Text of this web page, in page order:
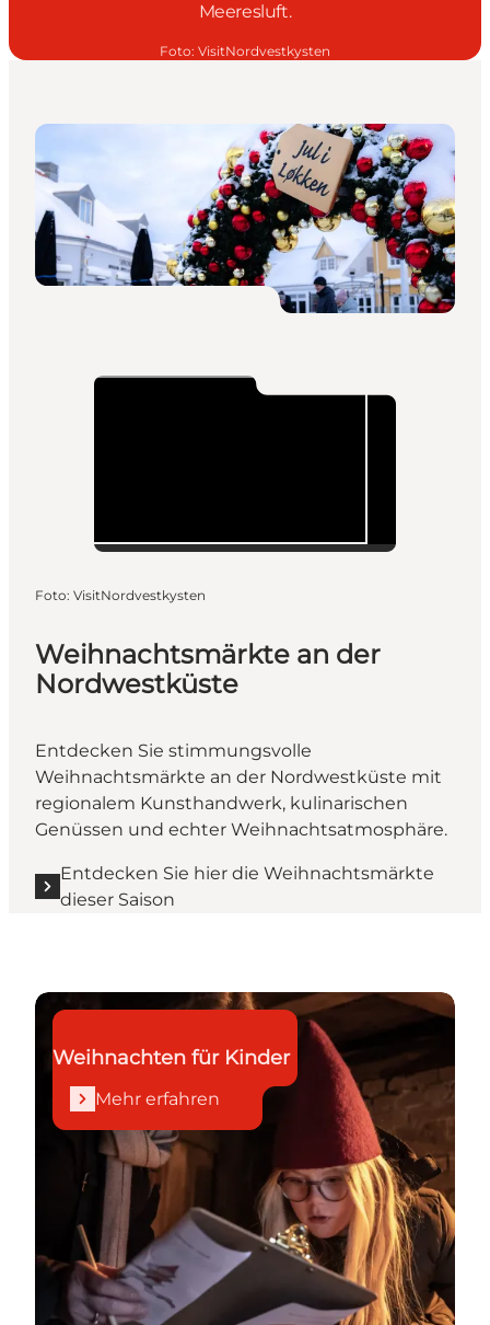
Meeresluft.
Foto: VisitNordvestkysten
Foto: VisitNordvestkysten
Weihnachtsmärkte an der
Nordwestküste
Entdecken Sie stimmungsvolle
Weihnachtsmärkte an der Nordwestküste mit
regionalem Kunsthandwerk, kulinarischen
Genüssen und echter Weihnachtsatmosphäre.
Entdecken Sie hier die Weihnachtsmärkte
dieser Saison
Mehr erfahren
Weihnachten für Kinder
Mehr erfahren